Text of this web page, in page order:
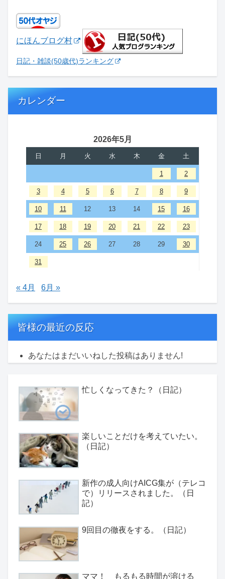
にほんブログ村
日記・雑談(50歳代)ランキング
カレンダー
2026年5月
日 月 火 水 木 金 土
1 2
3 4 5 6 7 8 9
10 11 12 13 14 15 16
17 18 19 20 21 22 23
24 25 26 27 28 29 30
31
« 4月 6月 »
皆様の最近の反応
あなたはまだいいねした投稿はありません!
忙しくなってきた？（日記）
楽しいことだけを考えていたい。
（日記）
新作の成人向けAICG集が（テレコ
で）リリースされました。（日
記）
9回目の徹夜をする。（日記）
ママ！ もるもる時間が溶ける